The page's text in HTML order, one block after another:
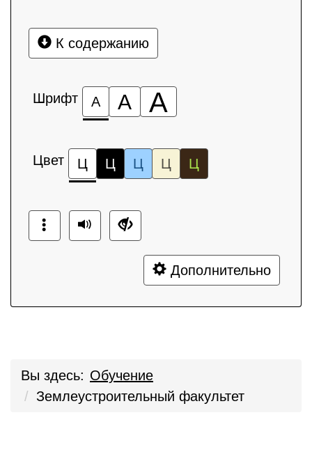
К содержанию
Шрифт А А А
Цвет Ц Ц Ц Ц Ц
Дополнительно
Вы здесь: Обучение
Землеустроительный факультет